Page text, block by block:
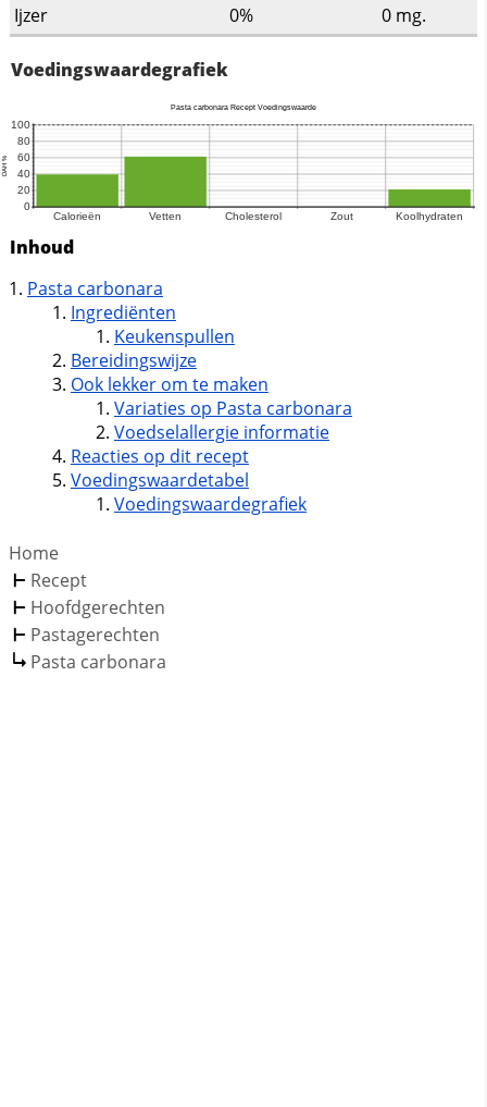
Ijzer 0% 0 mg.
Voedingswaardegrafiek
Inhoud
Pasta carbonara
Ingrediënten
Keukenspullen
Bereidingswijze
Ook lekker om te maken
Variaties op Pasta carbonara
Voedselallergie informatie
Reacties op dit recept
Voedingswaardetabel
Voedingswaardegrafiek
Home
Recept
Hoofdgerechten
Pastagerechten
Pasta carbonara